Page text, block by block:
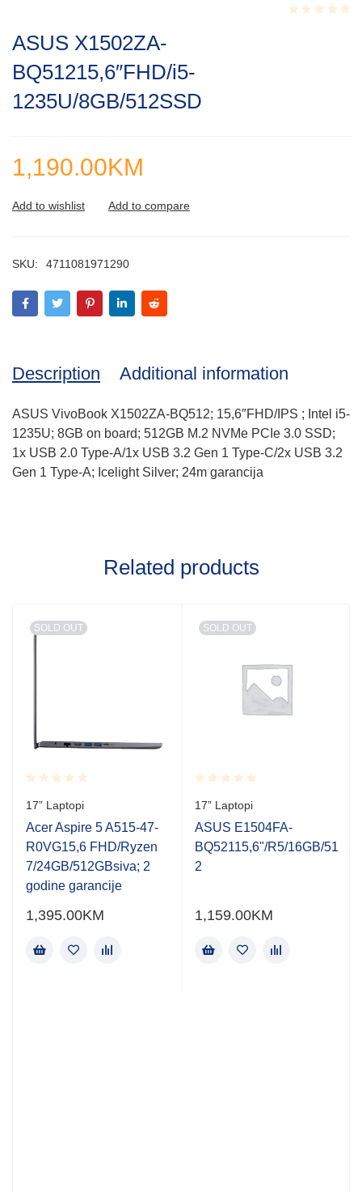
ASUS X1502ZA-
BQ51215,6″FHD/i5-
1235U/8GB/512SSD
1,190.00KM
SKU: 4711081971290
Description Additional information
ASUS VivoBook X1502ZA-BQ512; 15,6″FHD/IPS ; Intel i5-
1235U; 8GB on board; 512GB M.2 NVMe PCIe 3.0 SSD;
1x USB 2.0 Type-A/1x USB 3.2 Gen 1 Type-C/2x USB 3.2
Gen 1 Type-A; Icelight Silver; 24m garancija
Related products
SOLD OUT
Rated
0.001
out
of
5
17” Laptopi
Acer Aspire 5 A515-47-
R0VG15,6 FHD/Ryzen
7/24GB/512GBsiva; 2
godine garancije
1,395.00KM
SOLD OUT
Rated
0.001
out
of
5
17” Laptopi
ASUS E1504FA-
BQ52115,6"/R5/16GB/51
2
1,159.00KM